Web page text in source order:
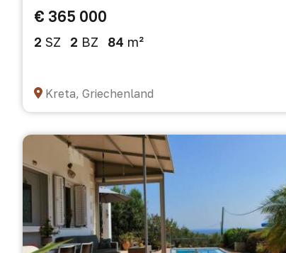
€ 365 000
2 SZ 2 BZ 84 m²
Kreta, Griechenland